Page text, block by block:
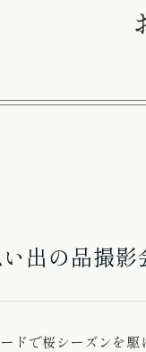
出の品撮
ドで桜シーズンを駆